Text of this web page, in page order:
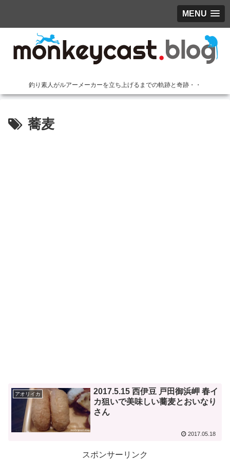
MENU
釣り素人がルアーメーカーを立ち上げるまでの軌跡と奇跡・・
蕎麦
アオリイカ
2017.5.15 西伊豆 戸田御浜岬 春イ
カ狙いで美味しい蕎麦とおいなり
さん
2017.05.18
スポンサーリンク